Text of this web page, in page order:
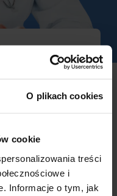
O plikach cookies
cookie
treści
i
Informacje o tym, jak
naszym Centrum